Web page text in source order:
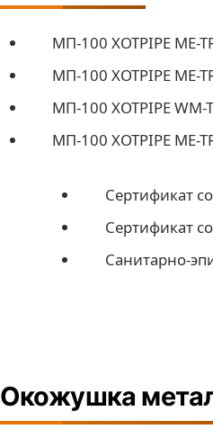
МП-100 XOTPIPE ME-
МП-100 XOTPIPE ME-
МП-100 XOTPIPE WM-
МП-100 XOTPIPE ME-
Сертификат
Сертификат
Санитарно-
Окожушка